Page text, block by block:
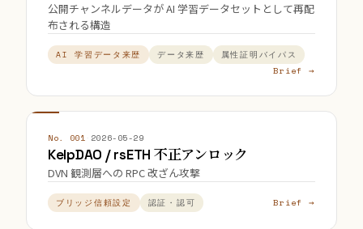
公開チャンネルデータが AI 学習データセットとして再配
布される構造
AI 学習データ来歴 データ来歴 属性証明バイパス
Brief →
No. 001 2026-05-29
KelpDAO / rsETH 不正アンロック
DVN 観測層への RPC 改ざん攻撃
ブリッジ信頼設定 認証・認可 Brief →